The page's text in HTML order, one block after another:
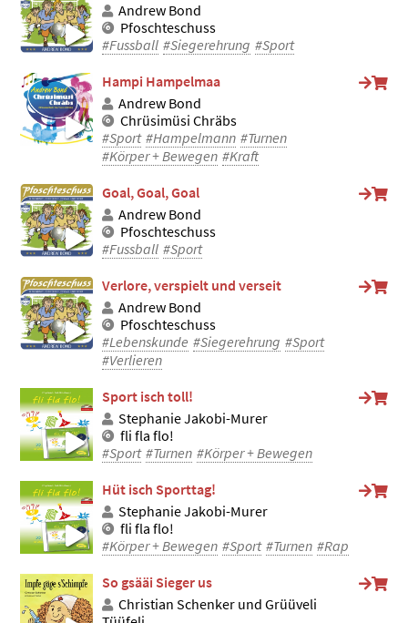
Andrew Bond
Pfoschteschuss
#Fussball #Siegerehrung #Sport
Hampi Hampelmaa
Andrew Bond
Chrüsimüsi Chräbs
#Sport #Hampelmann #Turnen
#Körper + Bewegen #Kraft
Goal, Goal, Goal
Andrew Bond
Pfoschteschuss
#Fussball #Sport
Verlore, verspielt und verseit
Andrew Bond
Pfoschteschuss
#Lebenskunde #Siegerehrung #Sport
#Verlieren
Sport isch toll!
Stephanie Jakobi-Murer
fli fla flo!
#Sport #Turnen #Körper + Bewegen
Hüt isch Sporttag!
Stephanie Jakobi-Murer
fli fla flo!
#Körper + Bewegen #Sport #Turnen #Rap
So gsääi Sieger us
Christian Schenker und Grüüveli